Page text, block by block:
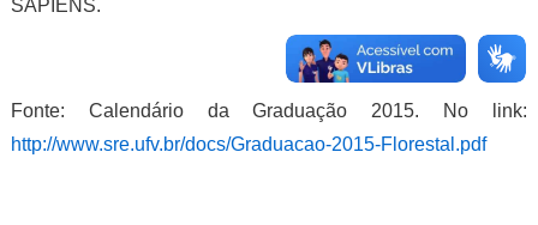
SAPIENS.
Fonte: Calendário da Graduação 2015. No link:
http://www.sre.ufv.br/docs/Graduacao-2015-Florestal.pdf